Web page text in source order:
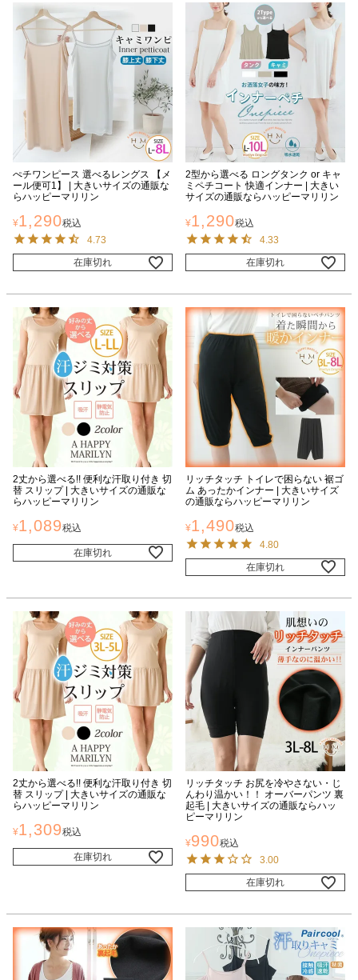
ぺチワンピース 選べるレングス 【メ
ール便可1】 | 大きいサイズの通販な
らハッピーマリリン
¥1,290税込
4.73
在庫切れ
2型から選べる ロングタンク or キャ
ミペチコート 快適インナー | 大きい
サイズの通販ならハッピーマリリン
¥1,290税込
4.33
在庫切れ
2丈から選べる!! 便利な汗取り付き 切
替 スリップ | 大きいサイズの通販な
らハッピーマリリン
¥1,089税込
在庫切れ
リッチタッチ トイレで困らない 裾ゴ
ム あったかインナー | 大きいサイズ
の通販ならハッピーマリリン
¥1,490税込
4.80
在庫切れ
2丈から選べる!! 便利な汗取り付き 切
替 スリップ | 大きいサイズの通販な
らハッピーマリリン
¥1,309税込
在庫切れ
リッチタッチ お尻を冷やさない・じ
んわり温かい！！ オーバーパンツ 裏
起毛 | 大きいサイズの通販ならハッ
ピーマリリン
¥990税込
3.00
在庫切れ